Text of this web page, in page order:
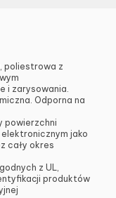
poliestrowa z
i zarysowania.
Odporna na
powierzchni
jako
cały okres
z UL,
produktów